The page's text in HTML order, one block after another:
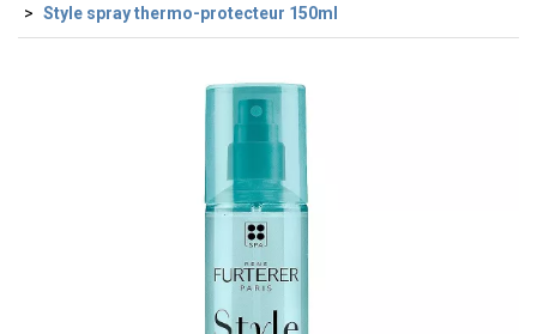
Style spray thermo-protecteur 150ml